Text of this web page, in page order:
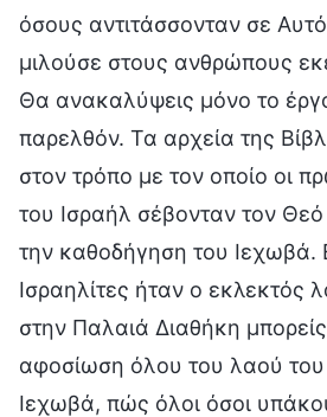
όσους αντιτάσσονταν σε
μιλούσε στους ανθρώπους
Θα ανακαλύψεις μόνο το
παρελθόν. Τα αρχεία της
στον τρόπο με τον οποίο οι
του Ισραήλ σέβονταν τον
την καθοδήγηση του Ιεχωβά.
Ισραηλίτες ήταν ο εκλεκτός
στην Παλαιά Διαθήκη
αφοσίωση όλου του λαού του
Ιεχωβά, πώς όλοι όσοι